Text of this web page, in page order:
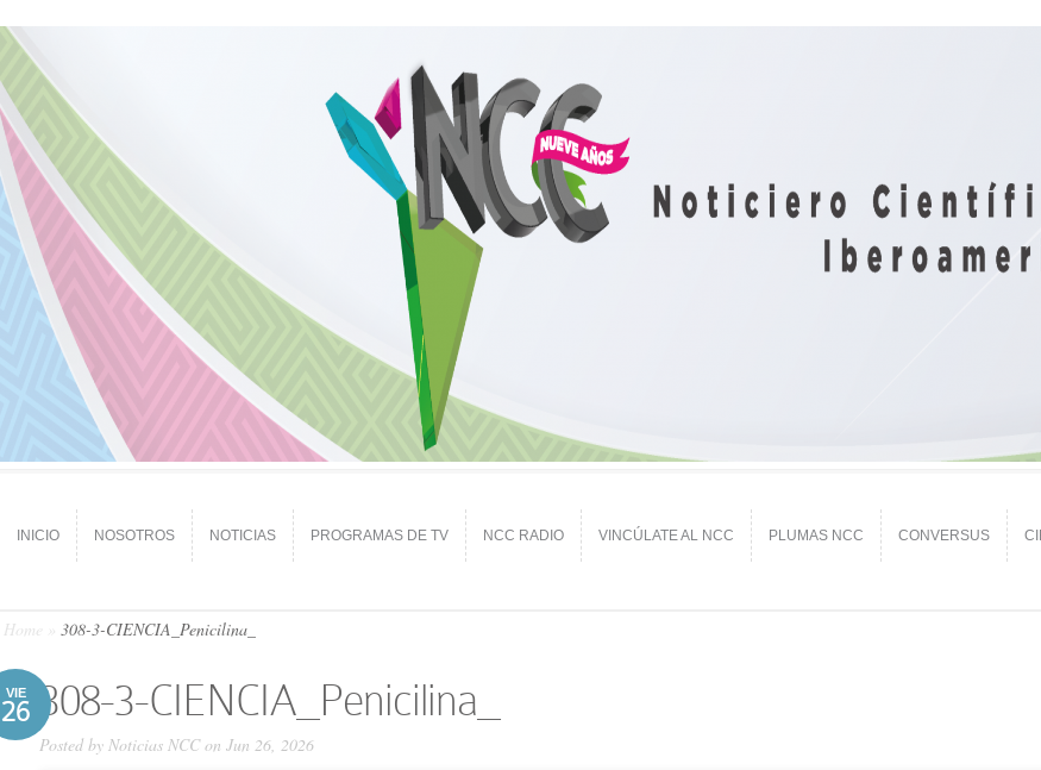
INICIO NOSOTROS NOTICIAS PROGRAMAS DE TV NCC RADIO VINCÚLATE AL NCC PLUMAS NCC CONVERSUS
Home 308-3-CIENCIA_Penicilina_
VIE
26 308-3-CIENCIA_Penicilina_
Posted by Noticias NCCon Jun 26, 2026